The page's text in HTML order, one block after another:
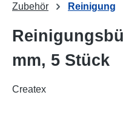
Zubehör Reinigung
mm, 5 Stück
Createx